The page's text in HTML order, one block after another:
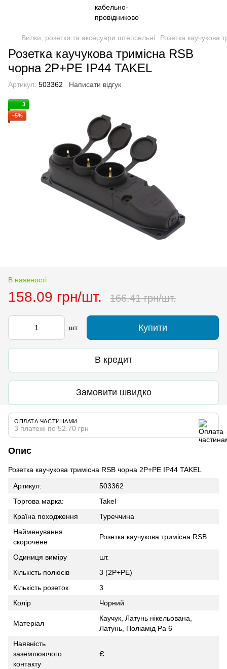
Вилки, розетки та аксесуари штепсельні Розетка каучукова
Розетка каучукова тримісна RSB
чорна 2Р+РЕ IP44 TAKEL
Артикул: 503362 Написати відгук
3
−5%
В наявності
158.09 грн/шт. 166.41 грн/шт.
шт. Купити
В кредит
Замовити швидко
ОПЛАТА ЧАСТИНАМИ
3 платежі по 52.70 грн
Опис
Розетка каучукова тримісна RSB чорна 2Р+РЕ IP44 TAKEL
Артикул:
503362
Торгова марка:
Takel
Країна походження
Туреччина
Найменування
скорочене
Розетка каучукова тримісна RSB
Одиниця виміру
шт.
Кількість полюсів
3 (2Р+РЕ)
Кількість розеток
3
Колір
Чорний
Матеріал
Каучук, Латунь нікельована,
Латунь, Поліамід Pa 6
Наявність
заземлюючого
контакту
Є